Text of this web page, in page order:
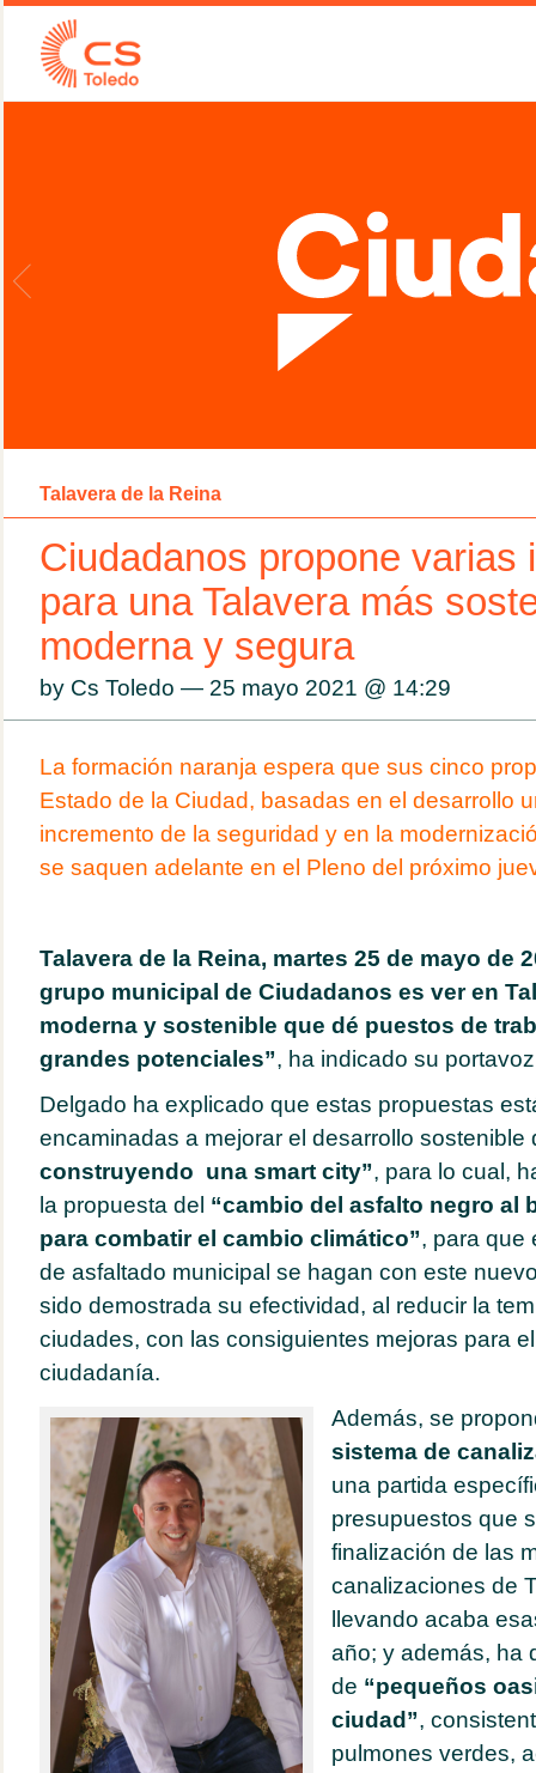
Talavera de la Reina
Ciudadanos propone varias
para una Talavera más
moderna y segura
by Cs Toledo — 25 mayo 2021 @ 14:29
La formación naranja espera que sus cinco
Estado de la Ciudad, basadas en el desarrollo
incremento de la seguridad y en la
se saquen adelante en el Pleno del próximo
Talavera de la Reina, martes 25 de mayo de
grupo municipal de Ciudadanos es ver en
moderna y sostenible que dé puestos de
grandes potenciales”, ha indicado su
Delgado ha explicado que estas propuestas
encaminadas a mejorar el desarrollo
construyendo una smart city”, para lo cual,
la propuesta del “cambio del asfalto negro al
para combatir el cambio climático”, para que
de asfaltado municipal se hagan con este
sido demostrada su efectividad, al reducir la
ciudades, con las consiguientes mejoras para
ciudadanía.
Además, se
sistema de
una partida
presupuestos que
finalización de las
canalizaciones de
llevando acaba
año; y además, ha
de “pequeños
ciudad”,
pulmones verdes,